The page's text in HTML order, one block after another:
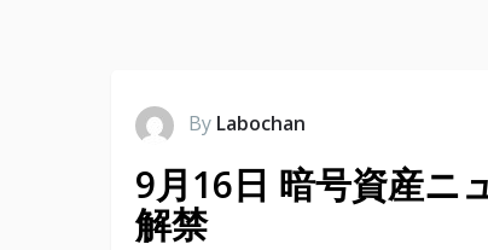
By Labochan
9月16日 暗号資産ニ
解禁